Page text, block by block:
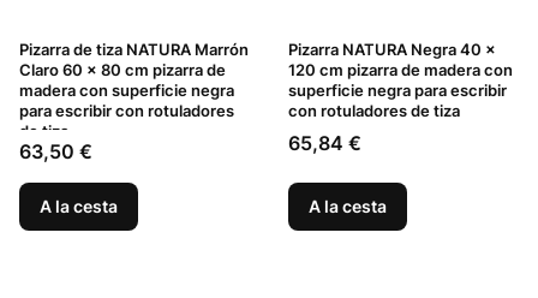
Pizarra de tiza NATURA Marrón
Claro 60 x 80 cm pizarra de
madera con superficie negra
para escribir con rotuladores
de tiza
Precio
63,50 €
A la cesta
Pizarra NATURA Negra 40 x
120 cm pizarra de madera con
superficie negra para escribir
con rotuladores de tiza
Precio
65,84 €
A la cesta